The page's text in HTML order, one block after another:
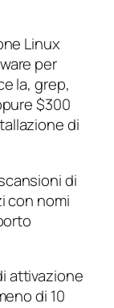
Linux
per
la, grep,
$300
di
di
con nomi
attivazione
di 10